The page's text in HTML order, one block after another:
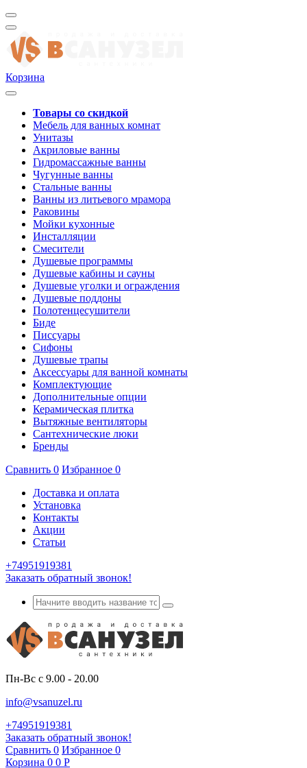
Корзина
Товары со скидкой
Мебель для ванных комнат
Унитазы
Акриловые ванны
Гидромассажные ванны
Чугунные ванны
Стальные ванны
Ванны из литьевого мрамора
Раковины
Мойки кухонные
Инсталляции
Смесители
Душевые программы
Душевые кабины и сауны
Душевые уголки и ограждения
Душевые поддоны
Полотенцесушители
Биде
Писсуары
Сифоны
Душевые трапы
Аксессуары для ванной комнаты
Комплектующие
Дополнительные опции
Керамическая плитка
Вытяжные вентиляторы
Сантехнические люки
Бренды
Сравнить 0 Избранное 0
Доставка и оплата
Установка
Контакты
Акции
Статьи
+74951919381
Заказать обратный звонок!
Пн-Вс с 9.00 - 20.00
info@vsanuzel.ru
+74951919381
Заказать обратный звонок!
Сравнить 0 Избранное 0
Корзина 0 0 Р